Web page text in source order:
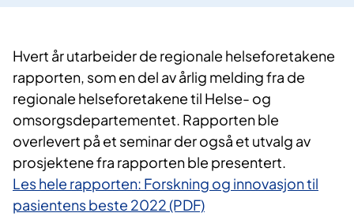
Hvert år utarbeider de regionale helseforetakene
rapporten, som en del av årlig melding fra de
regionale helseforetakene til Helse- og
omsorgsdepartementet. Rapporten ble
overlevert på et seminar der også et utvalg av
prosjektene fra rapporten ble presentert.
Les hele rapporten: Forskning og innovasjon til
pasientens beste 2022 (PDF)​